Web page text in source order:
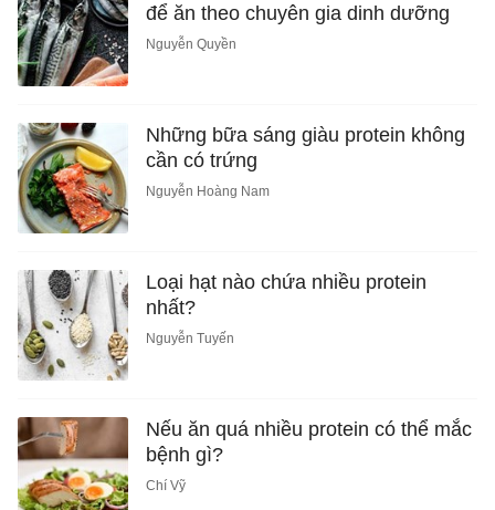
để ăn theo chuyên gia dinh dưỡng
Nguyễn Quyền
Những bữa sáng giàu protein không
cần có trứng
Nguyễn Hoàng Nam
Loại hạt nào chứa nhiều protein
nhất?
Nguyễn Tuyến
Nếu ăn quá nhiều protein có thể mắc
bệnh gì?
Chí Vỹ